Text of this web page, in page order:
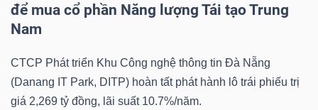
để mua cổ phần Năng lượng Tái tạo Trung
Nam
CTCP Phát triển Khu Công nghệ thông tin Đà Nẵng
(Danang IT Park, DITP) hoàn tất phát hành lô trái phiếu trị
giá 2,269 tỷ đồng, lãi suất 10.7%/năm.
tài
chính